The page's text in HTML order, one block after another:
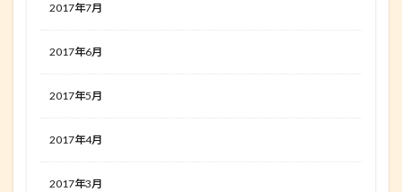
2017年7月
2017年6月
2017年5月
2017年4月
2017年3月